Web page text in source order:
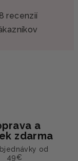
recenzií
a
zdarma
od
49€